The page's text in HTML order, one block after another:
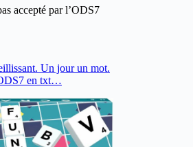
accepté par l’ODS7
Un jour un mot.
en txt…